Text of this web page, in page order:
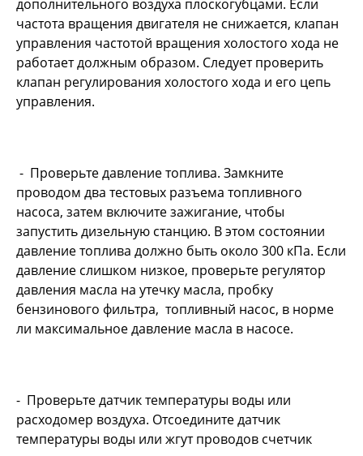
дополнительного воздуха плоскогубцами. Если
частота вращения двигателя не снижается, клапан
управления частотой вращения холостого хода не
работает должным образом. Следует проверить
клапан регулирования холостого хода и его цепь
управления.
- Проверьте давление топлива. Замкните
проводом два тестовых разъема топливного
насоса, затем включите зажигание, чтобы
запустить дизельную станцию. В этом состоянии
давление топлива должно быть около 300 кПа. Если
давление слишком низкое, проверьте регулятор
давления масла на утечку масла, пробку
бензинового фильтра, топливный насос, в норме
ли максимальное давление масла в насосе.
- Проверьте датчик температуры воды или
расходомер воздуха. Отсоедините датчик
температуры воды или жгут проводов счетчик